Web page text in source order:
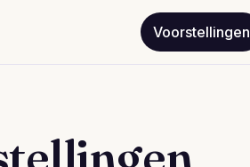
Voorstellingen